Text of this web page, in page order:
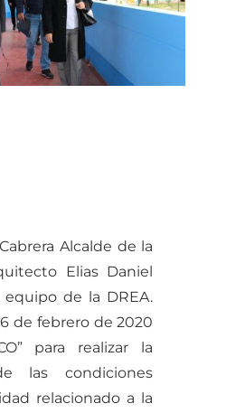
Alcalde de la
Elias Daniel
de la DREA.
de febrero de 2020
para realizar la
las condiciones
relacionado a la